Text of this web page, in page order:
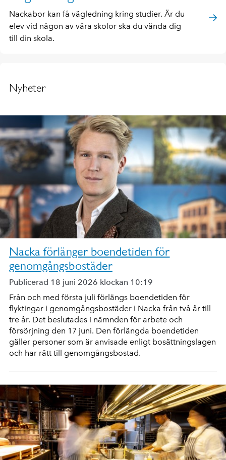
Nackabor kan få vägledning kring studier. Är du
elev vid någon av våra skolor ska du vända dig
till din skola.
Nyheter
Nacka förlänger boendetiden för
genomgångsbostäder
Publicerad 18 juni 2026 klockan 10:19
Från och med första juli förlängs boendetiden för
flyktingar i genomgångsbostäder i Nacka från två år till
tre år. Det beslutades i nämnden för arbete och
försörjning den 17 juni. Den förlängda boendetiden
gäller personer som är anvisade enligt bosättningslagen
och har rätt till genomgångsbostad.